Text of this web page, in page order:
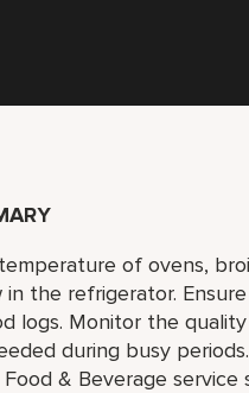
of ovens,
the refrigerator.
logs. Monitor the
during busy
& Beverage